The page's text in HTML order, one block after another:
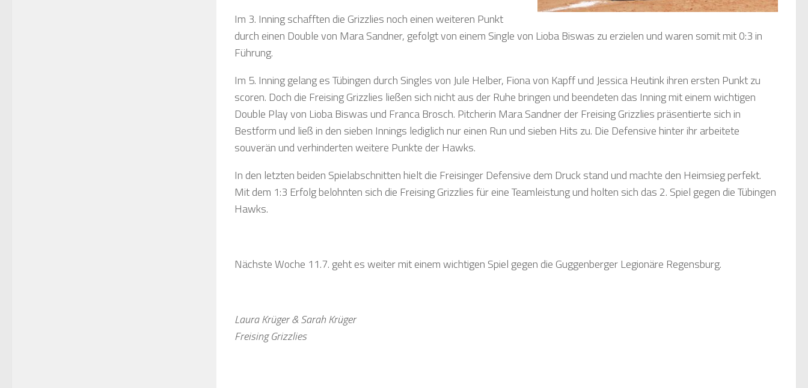
Im 3. Inning schafften die Grizzlies noch einen weiteren Punkt
durch einen Double von Mara Sandner, gefolgt von einem Single von Lioba Biswas zu erzielen und waren somit mit 0:3 in
Führung.
Im 5. Inning gelang es Tübingen durch Singles von Jule Helber, Fiona von Kapff und Jessica Heutink ihren ersten Punkt zu
scoren. Doch die Freising Grizzlies ließen sich nicht aus der Ruhe bringen und beendeten das Inning mit einem wichtigen
Double Play von Lioba Biswas und Franca Brosch. Pitcherin Mara Sandner der Freising Grizzlies präsentierte sich in
Bestform und ließ in den sieben Innings lediglich nur einen Run und sieben Hits zu. Die Defensive hinter ihr arbeitete
souverän und verhinderten weitere Punkte der Hawks.
In den letzten beiden Spielabschnitten hielt die Freisinger Defensive dem Druck stand und machte den Heimsieg perfekt.
Mit dem 1:3 Erfolg belohnten sich die Freising Grizzlies für eine Teamleistung und holten sich das 2. Spiel gegen die Tübingen
Hawks.
Nächste Woche 11.7. geht es weiter mit einem wichtigen Spiel gegen die Guggenberger Legionäre Regensburg.
Laura Krüger & Sarah Krüger
Freising Grizzlies